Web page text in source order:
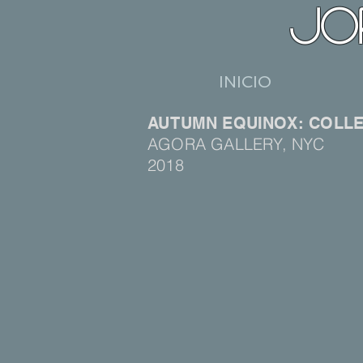
INICIO
AUTUMN EQUINOX:
AGORA GALLERY, NYC
2018